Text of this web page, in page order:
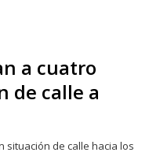
a cuatro
de calle a
de calle hacia los